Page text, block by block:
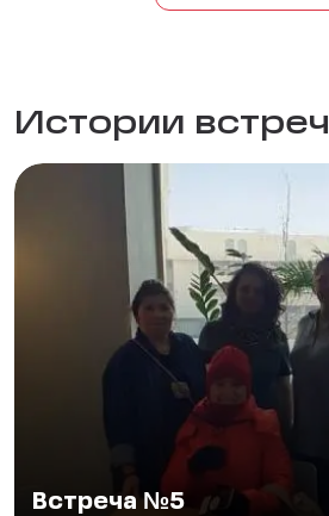
Истории встреч
Встреча №5